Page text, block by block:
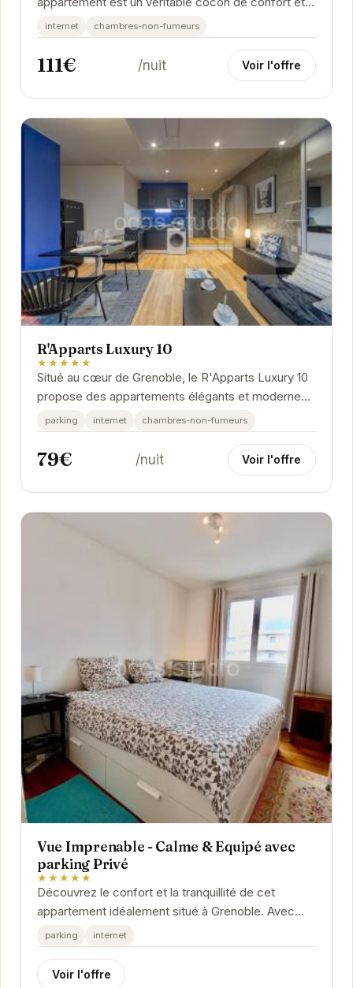
de tranquillité. Idéalement situé à Grenoble,...
internet chambres-non-fumeurs
111€ /nuit Voir l'offre
R'Apparts Luxury 10
★★★★★
Situé au cœur de Grenoble, le R'Apparts Luxury 10
propose des appartements élégants et modernes.
Chaque appartement est équipé d'une cuisine...
parking internet chambres-non-fumeurs
79€ /nuit Voir l'offre
Vue Imprenable - Calme & Equipé avec
parking Privé
★★★★★
Découvrez le confort et la tranquillité de cet
appartement idéalement situé à Grenoble. Avec
une vue imprenable, un parking privé et des...
parking internet
Voir l'offre